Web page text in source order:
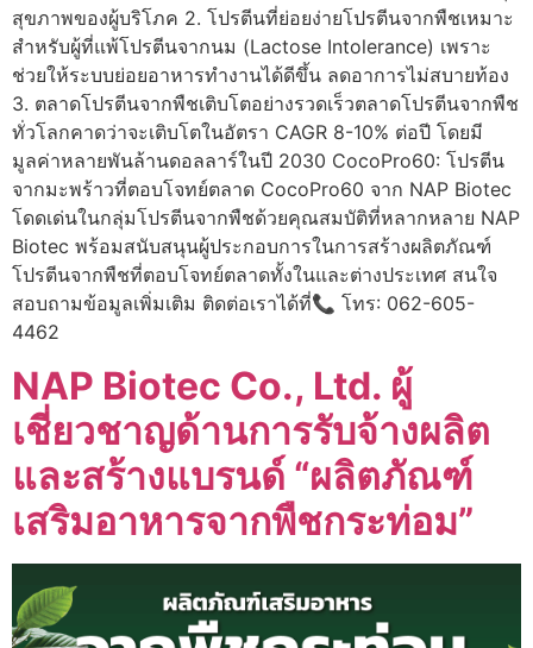
สุขภาพของผู้บริโภค 2. โปรตีนที่ย่อยง่ายโปรตีนจากพืชเหมาะ
สำหรับผู้ที่แพ้โปรตีนจากนม (Lactose Intolerance) เพราะ
ช่วยให้ระบบย่อยอาหารทำงานได้ดีขึ้น ลดอาการไม่สบายท้อง
3. ตลาดโปรตีนจากพืชเติบโตอย่างรวดเร็วตลาดโปรตีนจากพืช
ทั่วโลกคาดว่าจะเติบโตในอัตรา CAGR 8-10% ต่อปี โดยมี
มูลค่าหลายพันล้านดอลลาร์ในปี 2030 CocoPro60: โปรตีน
จากมะพร้าวที่ตอบโจทย์ตลาด CocoPro60 จาก NAP Biotec
โดดเด่นในกลุ่มโปรตีนจากพืชด้วยคุณสมบัติที่หลากหลาย NAP
Biotec พร้อมสนับสนุนผู้ประกอบการในการสร้างผลิตภัณฑ์
โปรตีนจากพืชที่ตอบโจทย์ตลาดทั้งในและต่างประเทศ สนใจ
สอบถามข้อมูลเพิ่มเติม ติดต่อเราได้ที่📞 โทร: 062-605-
4462
NAP Biotec Co., Ltd. ผู้
เชี่ยวชาญด้านการรับจ้างผลิต
และสร้างแบรนด์ “ผลิตภัณฑ์
เสริมอาหารจากพืชกระท่อม”